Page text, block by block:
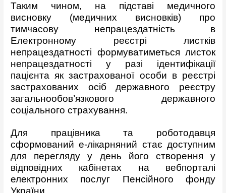
Таким чином, на підставі медичного
висновку (медичних висновків) про
тимчасову непрацездатність в
Електронному реєстрі листків
непрацездатності формуватиметься листок
непрацездатності у разі ідентифікації
пацієнта як застрахованої особи в реєстрі
застрахованих осіб державного реєстру
загальнообов’язкового державного
соціального страхування.
Для працівника та роботодавця
сформований е-лікарняний стає доступним
для перегляду у день його створення у
відповідних кабінетах на вебпорталі
електронних послуг Пенсійного фонду
України.